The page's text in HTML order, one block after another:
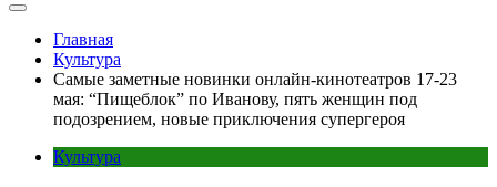
Главная
Культура
Самые заметные новинки онлайн-кинотеатров 17-23
мая: “Пищеблок” по Иванову, пять женщин под
подозрением, новые приключения супергероя
Культура